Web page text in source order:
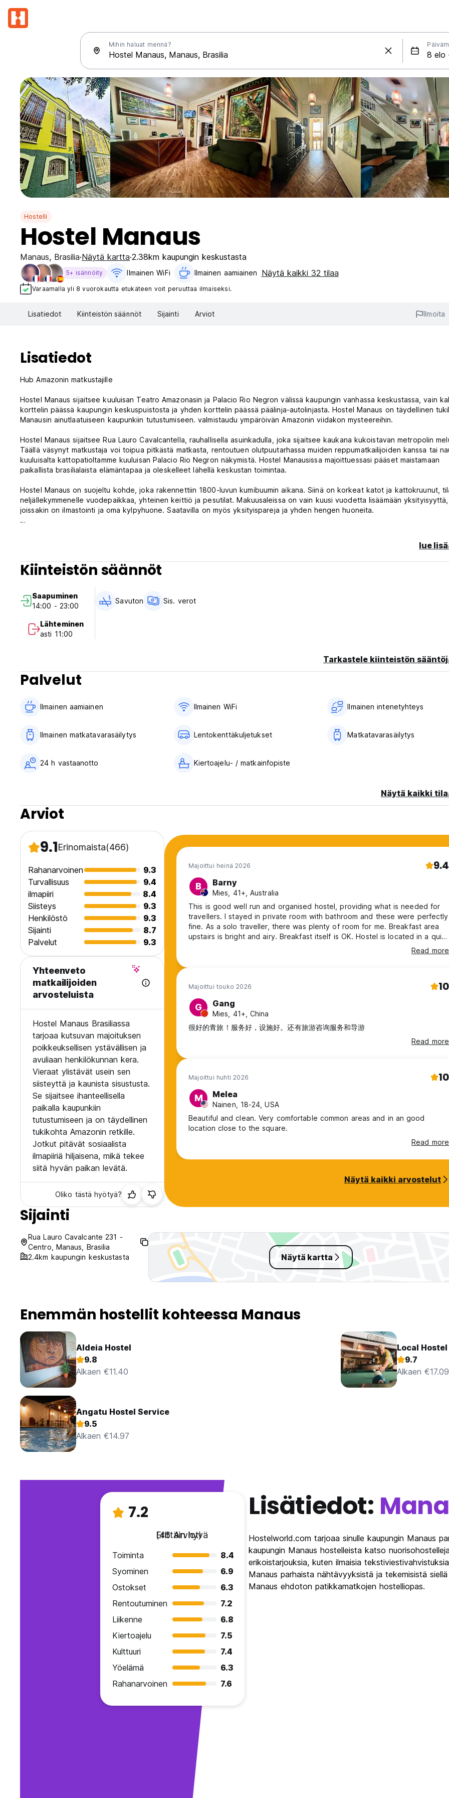
Mihin haluat mennä?
Hostelli
Hostel Manaus
Manaus, Brasilia Näytä kartta 2.38km kaupungin keskustasta
5+ isännöity Ilmainen WiFi Ilmainen aamiainen‎ Näytä kaikki 32 tilaa
Varaamalla yli 8 vuorokautta etukäteen voit peruuttaa ilmaiseksi.
Lisatiedot Kiinteistön säännöt Sijainti Arviot Ilmoita
Lisatiedot
Hub Amazonin matkustajille
Hostel Manaus sijaitsee kuuluisan Teatro Amazonasin ja Palacio Rio Negron välissä kaupungin vanhassa keskustassa, vain
korttelin päässä kaupungin keskuspuistosta ja yhden korttelin päässä päälinja-autolinjasta. Hostel Manaus on täydellinen
Manausin ainutlaatuiseen kaupunkiin tutustumiseen. valmistaudu ympäröivän Amazonin viidakon mysteereihin.
Hostel Manaus sijaitsee Rua Lauro Cavalcantella, rauhallisella asuinkadulla, joka sijaitsee kaukana kukoistavan metropolin
Täällä väsynyt matkustaja voi toipua pitkästä matkasta, rentoutuen olutpuutarhassa muiden reppumatkailijoiden kanssa tai
kuuluisalta kattopatioltamme kuuluisan Palacio Rio Negron näkymistä. Hostel Manausissa majoittuessasi pääset maistamaan
paikallista brasilialaista elämäntapaa ja oleskelleet lähellä keskustan toimintaa.
Hostel Manaus on suojeltu kohde, joka rakennettiin 1800-luvun kumibuumin aikana. Siinä on korkeat katot ja kattokruunut,
neljällekymmenelle vuodepaikkaa, yhteinen keittiö ja pesutilat. Makuusaleissa on vain kuusi vuodetta lisäämään
joissakin on ilmastointi ja oma kylpyhuone. Saatavilla on myös yksityispareja ja yhden hengen huoneita.
VAROITUS: Varo jäljitelmiä. Varmista, että saavut ORIGINAL Hostel Manausiin, etsimällä HI-symbolia etuovesta.
Koska Hostel Manaus ei suosittele näitä operaattoreita vieraillemme, he saattavat yrittää viedä sinut muualle. Älä anna
tietojen johdattaa harhaan. Tule ja katso itse, miksi ORIGINAL Hostel Manaus on paras hinta-laatusuhde reppumatkailijoille,
kaupungilla on tarjota. (Auto-translated from original language)
lue
Kiinteistön säännöt
Saapuminen
14:00 - 23:00
Lähteminen
asti 11:00
Savuton Sis. verot
Tarkastele kiinteistön
Palvelut
Ilmainen aamiainen‎ Ilmainen WiFi Ilmainen intenetyhteys
Ilmainen matkatavarasäilytys Lentokenttäkuljetukset Matkatavarasäilytys
24 h vastaanotto Kiertoajelu- / matkainfopiste
Näytä kaikki
Arviot
9.1Erinomaista(466)
Rahanarvoinen
9.3
Turvallisuus
9.4
ilmapiiri
8.4
Siisteys
9.3
Henkilöstö
9.3
Sijainti
8.7
Palvelut
9.3
Yhteenveto
matkailijoiden
arvosteluista
Hostel Manaus Brasiliassa
tarjoaa kutsuvan majoituksen
poikkeuksellisen ystävällisen ja
avuliaan henkilökunnan kera.
Vieraat ylistävät usein sen
siisteyttä ja kaunista sisustusta.
Se sijaitsee ihanteellisella
paikalla kaupunkiin
tutustumiseen ja on täydellinen
tukikohta Amazonin retkille.
Jotkut pitävät sosiaalista
ilmapiiriä hiljaisena, mikä tekee
siitä hyvän paikan levätä.
Oliko tästä hyötyä?
Majoittui heinä 2026 9.4
B Barny
Mies, 41+, Australia
This is good well run and organised hostel, providing what is needed for
travellers. I stayed in private room with bathroom and these were perfectly
fine. As a solo traveller, there was plenty of room for me. Breakfast area
upstairs is bright and airy. Breakfast itself is OK. Hostel is located in a quiet
area, but it is only a short walk to key tourist attractions like the teatro
amazonas, the port, fish market and some of the museums. Staff were
Read more
Majoittui touko 2026 10
G Gang
Mies, 41+, China
很好的青旅！服务好，设施好。还有旅游咨询服务和导游
Read more
Majoittui huhti 2026 10
M Melea
Nainen, 18-24, USA
Beautiful and clean. Very comfortable common areas and in an good
location close to the square.
Read more
Näytä kaikki arvostelut
Sijainti
Rua Lauro Cavalcante 231 -
Centro, Manaus, Brasilia
2.4km kaupungin keskustasta
Näytä kartta
Enemmän hostellit kohteessa Manaus
Aldeia Hostel
9.8
Alkaen €11.40
Local
9.7
Alkaen €17.09
Angatu Hostel Service
9.5
Alkaen €14.97
7.2
Erittäin hyvä
(46 Arviot)
Toiminta
8.4
Syominen
6.9
Ostokset
6.3
Rentoutuminen
7.2
Liikenne
6.8
Kiertoajelu
7.5
Kulttuuri
7.4
Yöelämä
6.3
Rahanarvoinen
7.6
Lisätiedot:
Hostelworld.com tarjoaa sinulle kaupungin Manaus
kaupungin Manaus hostelleista katso
erikoistarjouksia, kuten ilmaisia
Manaus parhaista nähtävyyksistä ja tekemisistä
Manaus ehdoton patikkamatkojen hostelliopas.